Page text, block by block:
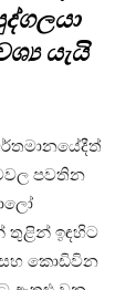
යැයි
පවතින
තුළින් ඉඳහිට
සහ කොඩිවින